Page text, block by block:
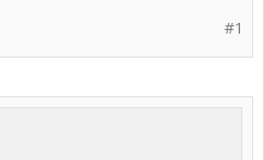
#1